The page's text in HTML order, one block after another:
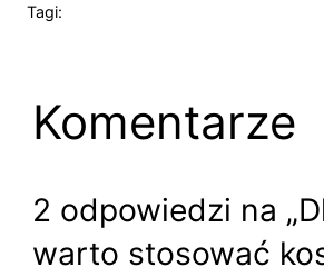
Tagi:
Komentarze
2 odpowiedzi na
warto stosować